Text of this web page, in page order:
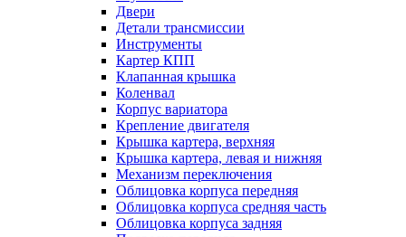
Двери
Детали трансмиссии
Инструменты
Картер КПП
Клапанная крышка
Коленвал
Корпус вариатора
Крепление двигателя
Крышка картера, верхняя
Крышка картера, левая и нижняя
Механизм переключения
Облицовка корпуса передняя
Облицовка корпуса средняя часть
Облицовка корпуса задняя